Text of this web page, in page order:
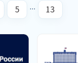
5 ... 13